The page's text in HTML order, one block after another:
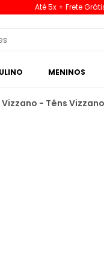
Até 5x + Frete
MENINOS
Vizzano - Têns